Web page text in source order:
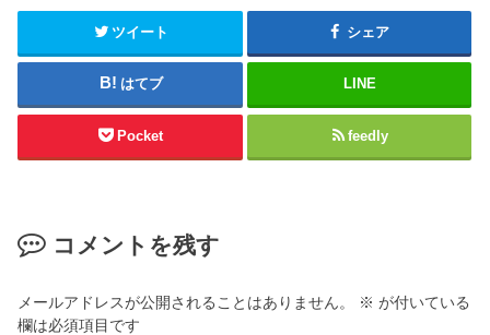
ツイート シェア
はてブ LINE
Pocket feedly
コメントを残す
メールアドレスが公開されることはありません。 ※ が付いている
欄は必須項目です